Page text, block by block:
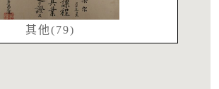
其他(79)